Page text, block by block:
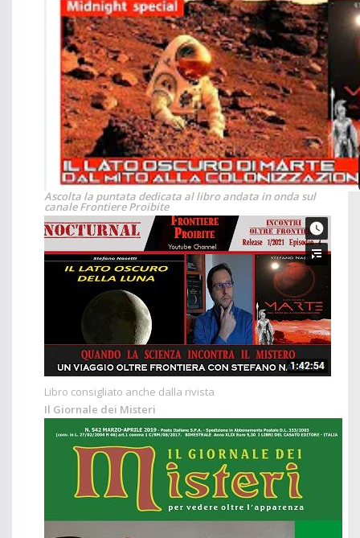
Ascolta la puntata dedicata al libro andata in onda sul
canale Frontiere Proibite
Libro consigliato anche dalla rivista
Il Giornale dei Misteri